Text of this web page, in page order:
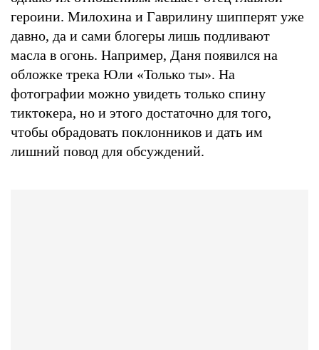
героини. Милохина и Гаврилину шипперят уже
давно, да и сами блогеры лишь подливают
масла в огонь. Например, Даня появился на
обложке трека Юли «Только ты». На
фотографии можно увидеть только спину
тиктокера, но и этого достаточно для того,
чтобы обрадовать поклонников и дать им
лишний повод для обсуждений.